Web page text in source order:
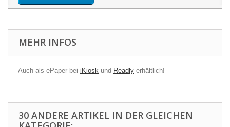
MEHR INFOS
Auch als ePaper bei iKiosk und Readly erhältlich!
30 ANDERE ARTIKEL IN DER GLEICHEN